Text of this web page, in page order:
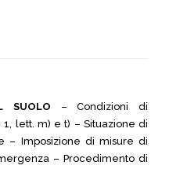
SUOLO – Condizioni di
lett. m) e t) – Situazione di
– Imposizione di misure di
– Procedimento di